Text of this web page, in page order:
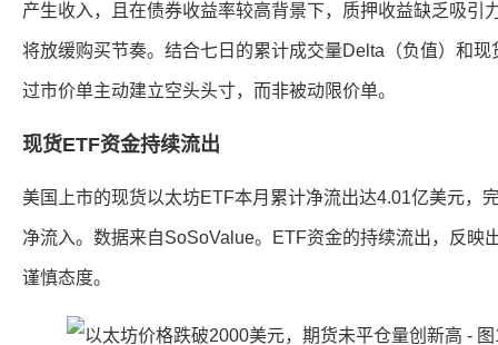
产生收入，且在债券收益率较高背景下，质押收益缺乏吸引
将放缓购买节奏。结合七日的累计成交量Delta（负值）和
过市价单主动建立空头头寸，而非被动限价单。
现货ETF资金持续流出
美国上市的现货以太坊ETF本月累计净流出达4.01亿美元，
净流入。数据来自SoSoValue。ETF资金的持续流出，反映
谨慎态度。